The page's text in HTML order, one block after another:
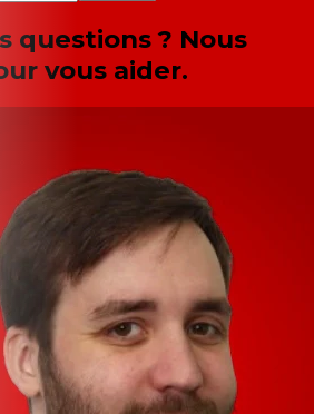
questions ? Nous
vous aider.